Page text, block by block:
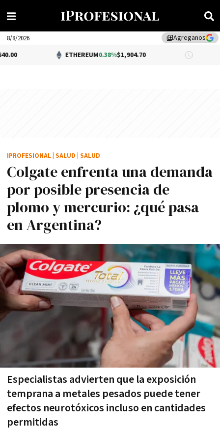
library_addAgreganos
8/8/2026
ETHEREUM 0.38%$1,904.70 DÓLAR
Colgate enfrenta una demanda
por posible presencia de
plomo y mercurio: ¿qué pasa
en Argentina?
Especialistas advierten que la exposición
temprana a metales pesados puede tener
efectos neurotóxicos incluso en cantidades
permitidas
IPROFESIONAL SALUD SALUD